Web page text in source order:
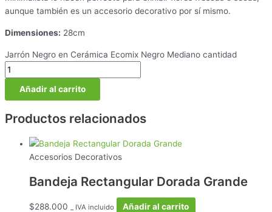
aunque también es un accesorio decorativo por sí mismo.
Dimensiones: 28cm
Jarrón Negro en Cerámica Ecomix Negro Mediano cantidad
Añadir al carrito
Productos relacionados
Accesorios Decorativos
Bandeja Rectangular Dorada Grande
$288.000 _ IVA incluido Añadir al carrito